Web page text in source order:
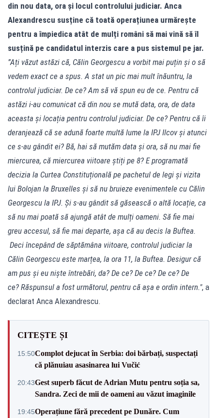
din nou data, ora și locul controlului judiciar. Anca
Alexandrescu susține că toată operațiunea urmărește
pentru a împiedica atât de mulți români să mai vină să îl
susțină pe candidatul interzis care a pus sistemul pe jar.
”Ați văzut astăzi că, Călin Georgescu a vorbit mai puțin și o să
vedem exact ce a spus. A stat un pic mai mult înăuntru, la
controlul judiciar. De ce? Am să vă spun eu de ce. Pentru că
astăzi i-au comunicat că din nou se mută data, ora, de data
aceasta și locația pentru controlul judiciar. De ce? Pentru că îi
deranjează că se adună foarte multă lume la IPJ Ilcov și atunci
ce s-au gândit ei? Bă, hai să mutăm data și ora, să nu mai fie
miercurea, că miercurea viitoare știți pe 8? E programată
decizia la Curtea Constituțională pe pachetul de legi și vizita
lui Bolojan la Bruxelles și să nu bruieze evenimentele cu Călin
Georgescu la IPJ. Și s-au gândit să găsească o altă locație, ca
să nu mai poată să ajungă atât de mulți oameni. Să fie mai
greu accesul, să fie mai departe, așa că au decis la Buftea.
Deci începând de săptămâna viitoare, controlul judiciar la
Călin Georgescu este marțea, la ora 11, la Buftea. Desigur că
am pus și eu niște întrebări, da? De ce? De ce? De ce? De
ce? Răspunsul a fost următorul, pentru că așa e ordin intern.", a
declarat Anca Alexandrescu.
CITEȘTE ȘI
15:50Complot dejucat în Serbia: doi bărbați, suspectați
că plănuiau asasinarea lui Vučić
20:43Gest superb făcut de Adrian Mutu pentru soția sa,
Sandra. Zeci de mii de oameni au văzut imaginile
19:45Operațiune fără precedent pe Dunăre. Cum